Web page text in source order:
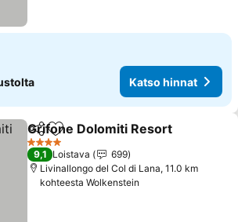
Katso hinnat
Jaa Lisää suosikkeihin
Grifone Dolomiti Resort
4 Tähtiluokitus
9,1 Loistava
699
Livinallongo del Col di Lana, 11.0 km
kohteesta Wolkenstein